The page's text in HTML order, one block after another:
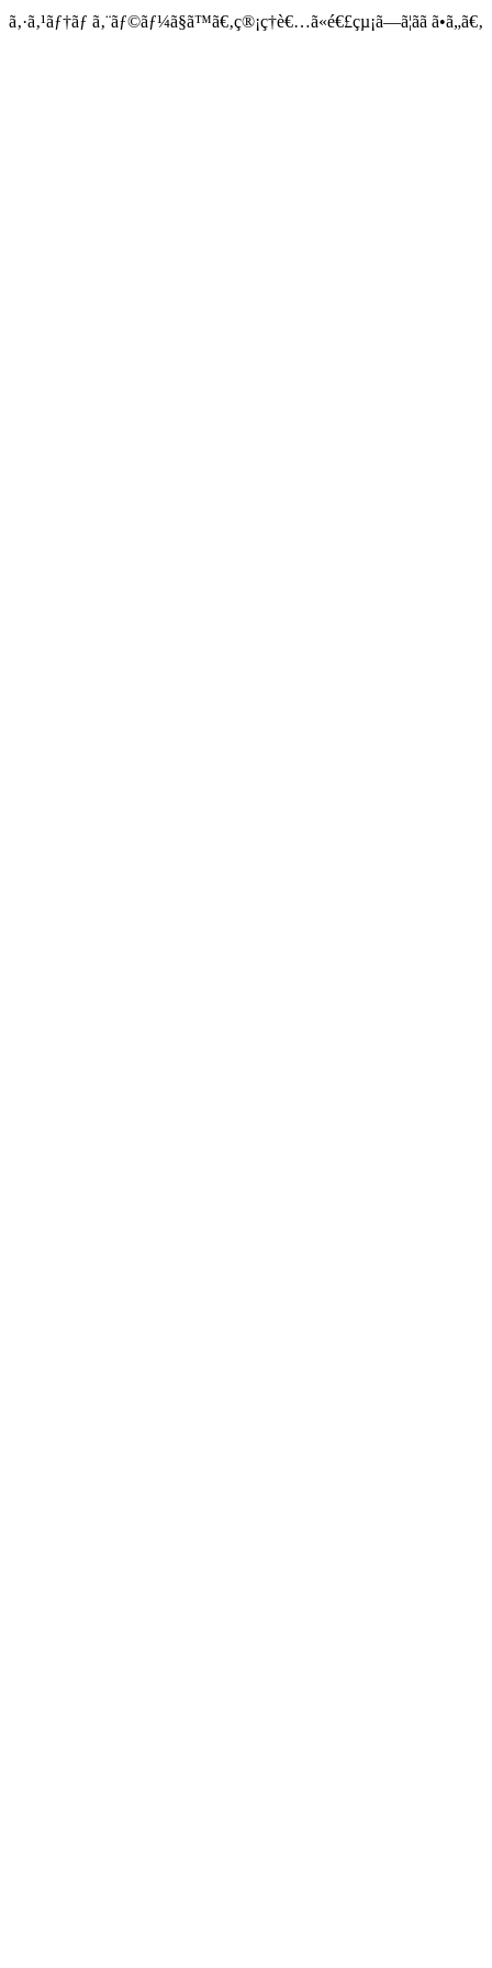
ã‚·ã‚¹ãƒ†ãƒ ã‚¨ãƒ©ãƒ¼ã§ã™ã€‚ç®¡ç†è€…ã«é€£çµ¡ã—ã¦ãã ã•ã„ã€‚